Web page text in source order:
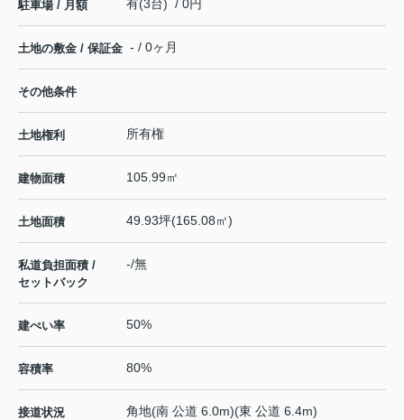
駐車場 / 月額 有(3台) / 0円
土地の敷金 / 保証金 - / 0ヶ月
その他条件
土地権利 所有権
建物面積 105.99㎡
土地面積 49.93坪(165.08㎡)
私道負担面積 /
セットバック
-/無
建ぺい率 50%
容積率 80%
接道状況 角地(南 公道 6.0m)(東 公道 6.4m)